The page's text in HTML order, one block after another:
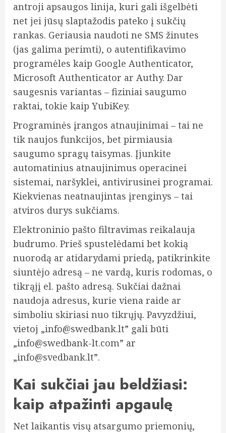
antroji apsaugos linija, kuri gali išgelbėti
net jei jūsų slaptažodis pateko į sukčių
rankas. Geriausia naudoti ne SMS žinutes
(jas galima perimti), o autentifikavimo
programėles kaip Google Authenticator,
Microsoft Authenticator ar Authy. Dar
saugesnis variantas – fiziniai saugumo
raktai, tokie kaip YubiKey.
Programinės įrangos atnaujinimai – tai ne
tik naujos funkcijos, bet pirmiausia
saugumo spragų taisymas. Įjunkite
automatinius atnaujinimus operacinei
sistemai, naršyklei, antivirusinei programai.
Kiekvienas neatnaujintas įrenginys – tai
atviros durys sukčiams.
Elektroninio pašto filtravimas reikalauja
budrumo. Prieš spustelėdami bet kokią
nuorodą ar atidarydami priedą, patikrinkite
siuntėjo adresą – ne vardą, kuris rodomas, o
tikrąjį el. pašto adresą. Sukčiai dažnai
naudoja adresus, kurie viena raide ar
simboliu skiriasi nuo tikrųjų. Pavyzdžiui,
vietoj „info@swedbank.lt” gali būti
„info@swedbank-lt.com” ar
„info@svedbank.lt”.
Kai sukčiai jau beldžiasi:
kaip atpažinti apgaulę
Net laikantis visų atsargumo priemonių,